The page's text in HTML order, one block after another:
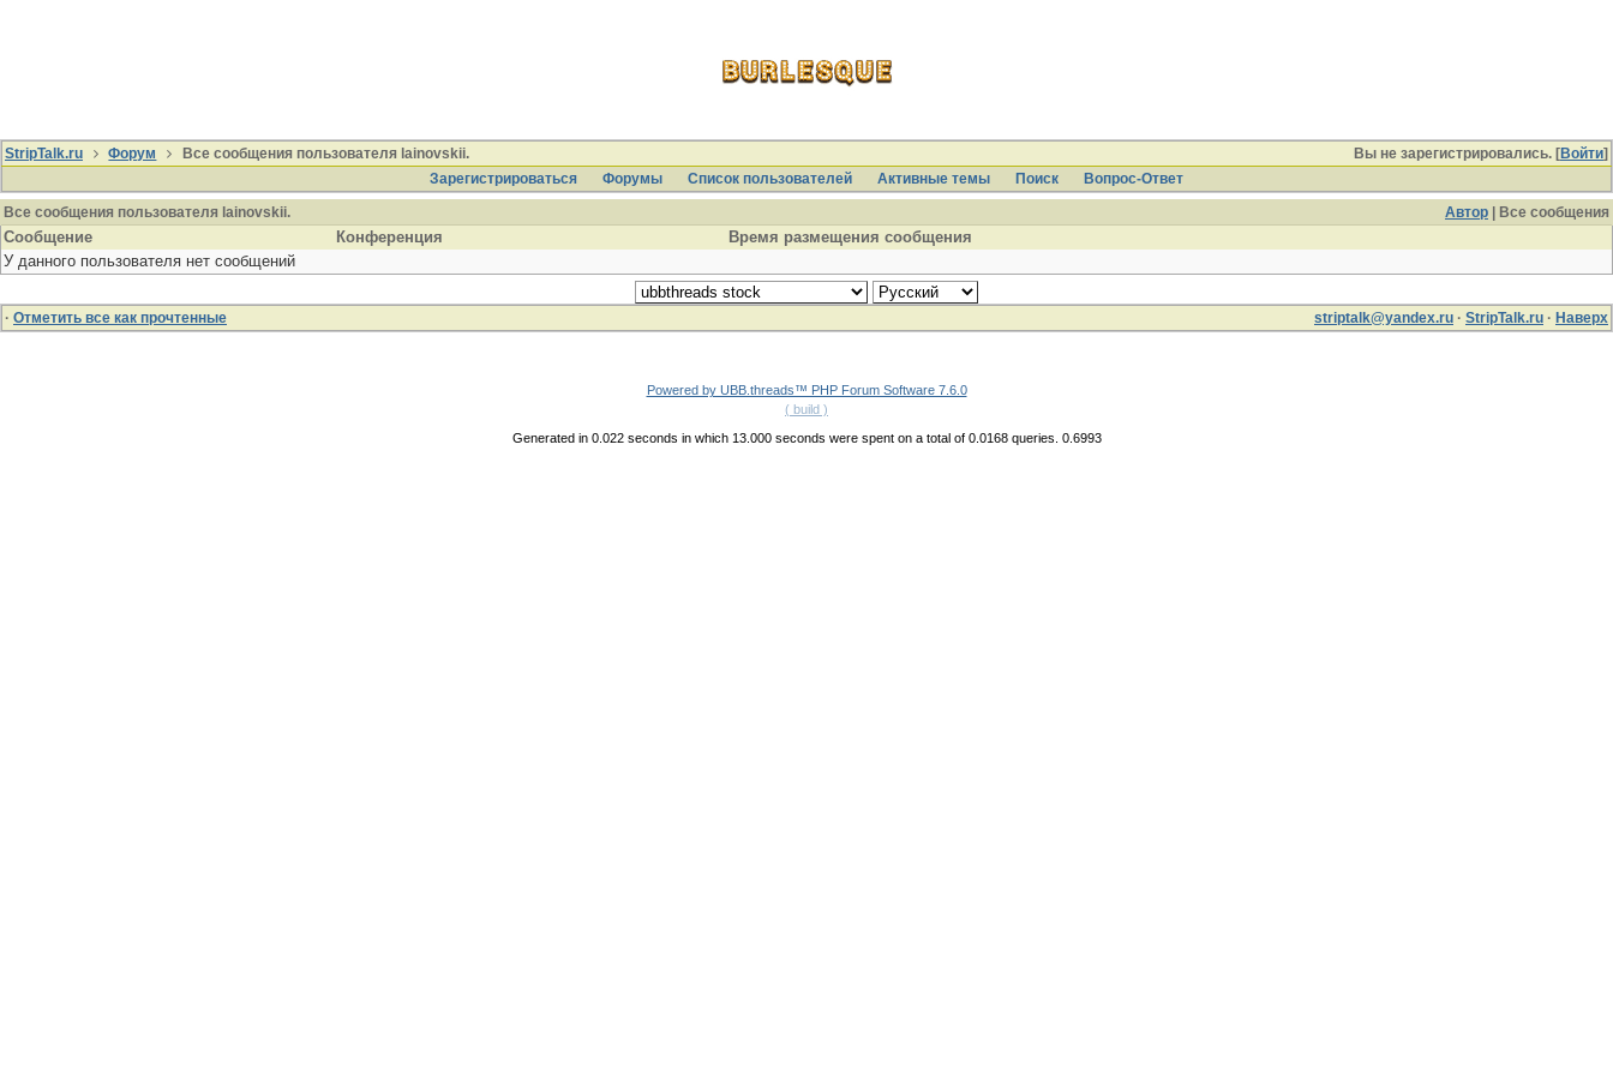
Вы не зарегистрировались. [Войти]
StripTalk.ru Форум
Все сообщения пользователя lainovskii.
Зарегистрироваться
Форумы Список пользователей Активные темы Поиcк
Вопрос-Ответ
Автор | Все сообщения
Все сообщения пользователя lainovskii.
Сообщение Конференция
Время размещения сообщения
У данного пользователя нет сообщений
· Отметить все как прочтенные striptalk@yandex.ru · StripTalk.ru · Наверх
Powered by UBB.threads™ PHP Forum Software 7.6.0
( build )
Generated in 0.022 seconds in which 13.000 seconds were spent on a total of 0.0168 queries. 0.6993